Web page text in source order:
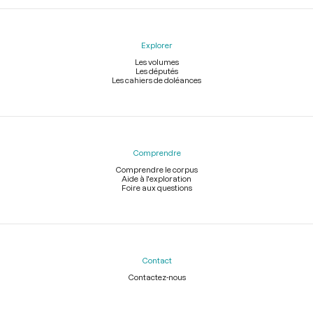
Explorer
Les volumes
Les députés
Les cahiers de doléances
Comprendre
Comprendre le corpus
Aide à l'exploration
Foire aux questions
Contact
Contactez-nous